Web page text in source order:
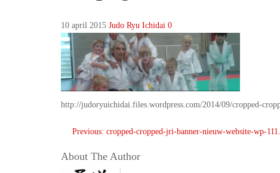
10 april 2015 Judo Ryu Ichidai 0
http://judoryuichidai.files.wordpress.com/2014/09/cropped-
PostPrevious: cropped-cropped-jri-banner-nieuw-website-wp-
About The Author